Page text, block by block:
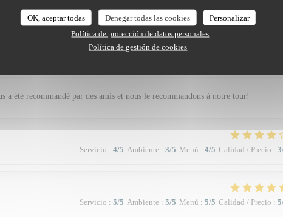
OK, aceptar todas Denegar todas las cookies
Personalizar
Política de protección de datos personales
Política de gestión de cookies
top. Je recommande.
a été recommandé par des amis et nous le recommandons à notre tour!
Servicio : 4/5 Ambiente : 3/5 Menú : 4/5 Calidad / Precio : 3
Servicio : 5/5 Ambiente : 5/5 Menú : 5/5 Calidad / Precio : 5